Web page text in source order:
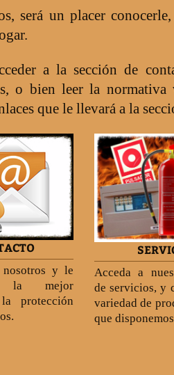
será un placer
a la sección de
o bien leer la
que le llevará a la
nosotros y le
la mejor
protección
Acceda a
de servicios, y
variedad de
que